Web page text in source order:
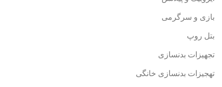
بازی و سرگرمی
بتل روپ
تجهیزات بدنسازی
تهجیزات بدنسازی خانگی